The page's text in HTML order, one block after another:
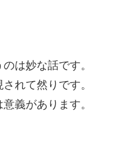
は妙な話です。
れて然りです。
義があります。